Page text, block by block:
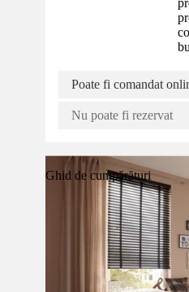
Poate fi comandat
Nu poate fi rezervat
Ghid de cumpărături